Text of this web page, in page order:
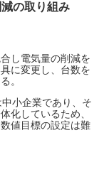
の取り組み
し電気量の削減を
に変更し、台数を
。
小企業であり、そ
化しているため、
値目標の設定は難